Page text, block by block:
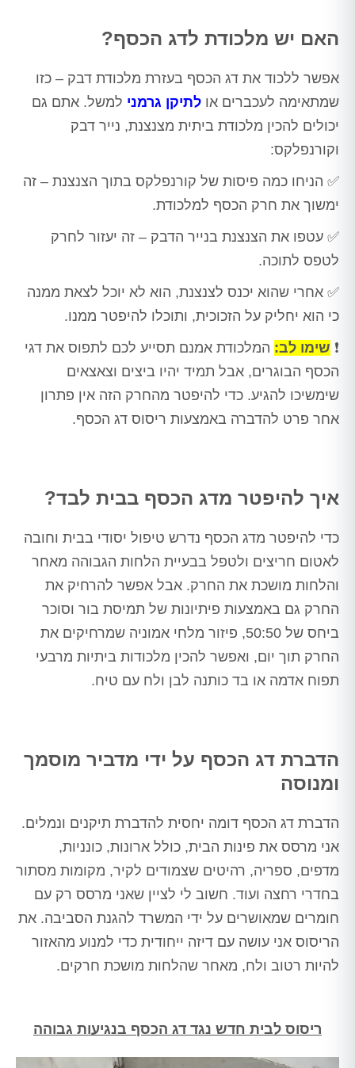
האם יש מלכודת לדג הכסף?
אפשר ללכוד את דג הכסף בעזרת מלכודת דבק – כזו
שמתאימה לעכברים או לתיקן גרמני למשל. אתם גם
יכולים להכין מלכודת ביתית מצנצנת, נייר דבק
וקורנפלקס:
✅ הניחו כמה פיסות של קורנפלקס בתוך הצנצנת – זה
ימשוך את חרק הכסף למלכודת.
✅ עטפו את הצנצנת בנייר הדבק – זה יעזור לחרק
לטפס לתוכה.
✅ אחרי שהוא יכנס לצנצנת, הוא לא יוכל לצאת ממנה
כי הוא יחליק על הזכוכית, ותוכלו להיפטר ממנו.
❗ שימו לב: המלכודת אמנם תסייע לכם לתפוס את דגי
הכסף הבוגרים, אבל תמיד יהיו ביצים וצאצאים
שימשיכו להגיע. כדי להיפטר מהחרק הזה אין פתרון
אחר פרט להדברה באמצעות ריסוס דג הכסף.
איך להיפטר מדג הכסף בבית לבד?
כדי להיפטר מדג הכסף נדרש טיפול יסודי בבית וחובה
לאטום חריצים ולטפל בבעיית הלחות הגבוהה מאחר
והלחות מושכת את החרק. אבל אפשר להרחיק את
החרק גם באמצעות פיתיונות של תמיסת בור וסוכר
ביחס של 50:50, פיזור מלחי אמוניה שמרחיקים את
החרק תוך יום, ואפשר להכין מלכודות ביתיות מרבעי
תפוח אדמה או בד כותנה לבן ולח עם טיח.
הדברת דג הכסף על ידי מדביר מוסמך
ומנוסה
הדברת דג הכסף דומה יחסית להדברת תיקנים ונמלים.
אני מרסס את פינות הבית, כולל ארונות, כונניות,
מדפים, ספריה, רהיטים שצמודים לקיר, מקומות מסתור
בחדרי רחצה ועוד. חשוב לי לציין שאני מרסס רק עם
חומרים שמאושרים על ידי המשרד להגנת הסביבה. את
הריסוס אני עושה עם דיזה ייחודית כדי למנוע מהאזור
להיות רטוב ולח, מאחר שהלחות מושכת חרקים.
ריסוס לבית חדש נגד דג הכסף בנגיעות גבוהה